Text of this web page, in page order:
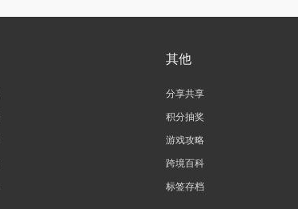
其他
分享共享
积分抽奖
游戏攻略
跨境百科
标签存档